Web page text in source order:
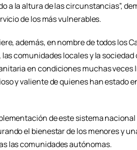
a la altura de las circunstancias”,
de los más vulnerables.
además, en nombre de todos los
las comunidades locales y la
en condiciones muchas veces
y valiente de quienes han estado
de este sistema
el bienestar de los menores y
las comunidades autónomas.